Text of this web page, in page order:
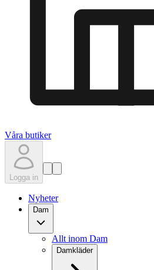
Våra butiker
Logga in
Nyheter
Dam
Allt inom Dam
Damkläder